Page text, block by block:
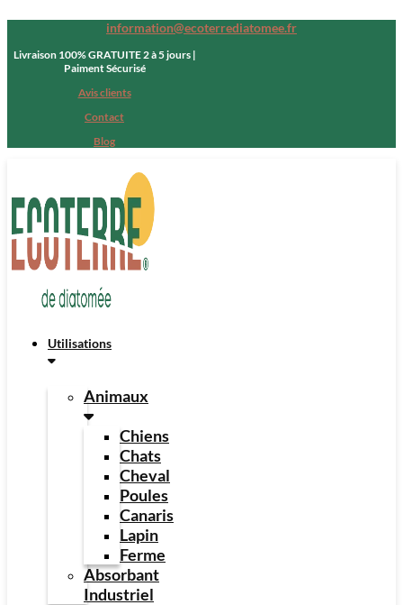
information@ecoterrediatomee.fr
Livraison 100% GRATUITE 2 à 5 jours |
Paiment Sécurisé
Avis clients
Contact
Blog
Utilisations
Animaux
Chiens
Chats
Cheval
Poules
Canaris
Lapin
Ferme
Absorbant
Industriel